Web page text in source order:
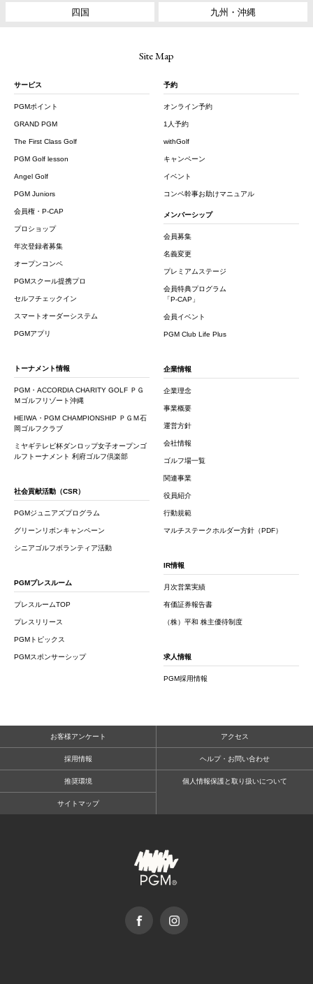
四国 九州・沖縄
Site Map
サービス
PGMポイント
GRAND PGM
The First Class Golf
PGM Golf lesson
Angel Golf
PGM Juniors
会員権・P-CAP
プロショップ
年次登録者募集
オープンコンペ
PGMスクール提携プロ
セルフチェックイン
スマートオーダーシステム
PGMアプリ
予約
オンライン予約
1人予約
withGolf
キャンペーン
イベント
コンペ幹事お助けマニュアル
メンバーシップ
会員募集
名義変更
プレミアムステージ
会員特典プログラム
「P-CAP」
会員イベント
PGM Club Life Plus
トーナメント情報
PGM・ACCORDIA CHARITY GOLF ＰＧ
Ｍゴルフリゾート沖縄
HEIWA・PGM CHAMPIONSHIP ＰＧＭ石
岡ゴルフクラブ
ミヤギテレビ杯ダンロップ女子オープンゴ
ルフトーナメント 利府ゴルフ倶楽部
企業情報
企業理念
事業概要
運営方針
会社情報
ゴルフ場一覧
関連事業
役員紹介
行動規範
マルチステークホルダー方針（PDF）
社会貢献活動（CSR）
PGMジュニアズプログラム
グリーンリボンキャンペーン
シニアゴルフボランティア活動
IR情報
月次営業実績
有価証券報告書
（株）平和 株主優待制度
PGMプレスルーム
プレスルームTOP
プレスリリース
PGMトピックス
PGMスポンサーシップ 求人情報
PGM採用情報
お客様アンケート アクセス
採用情報 ヘルプ・お問い合わせ
推奨環境 個人情報保護と取り扱いについて
サイトマップ
facebook